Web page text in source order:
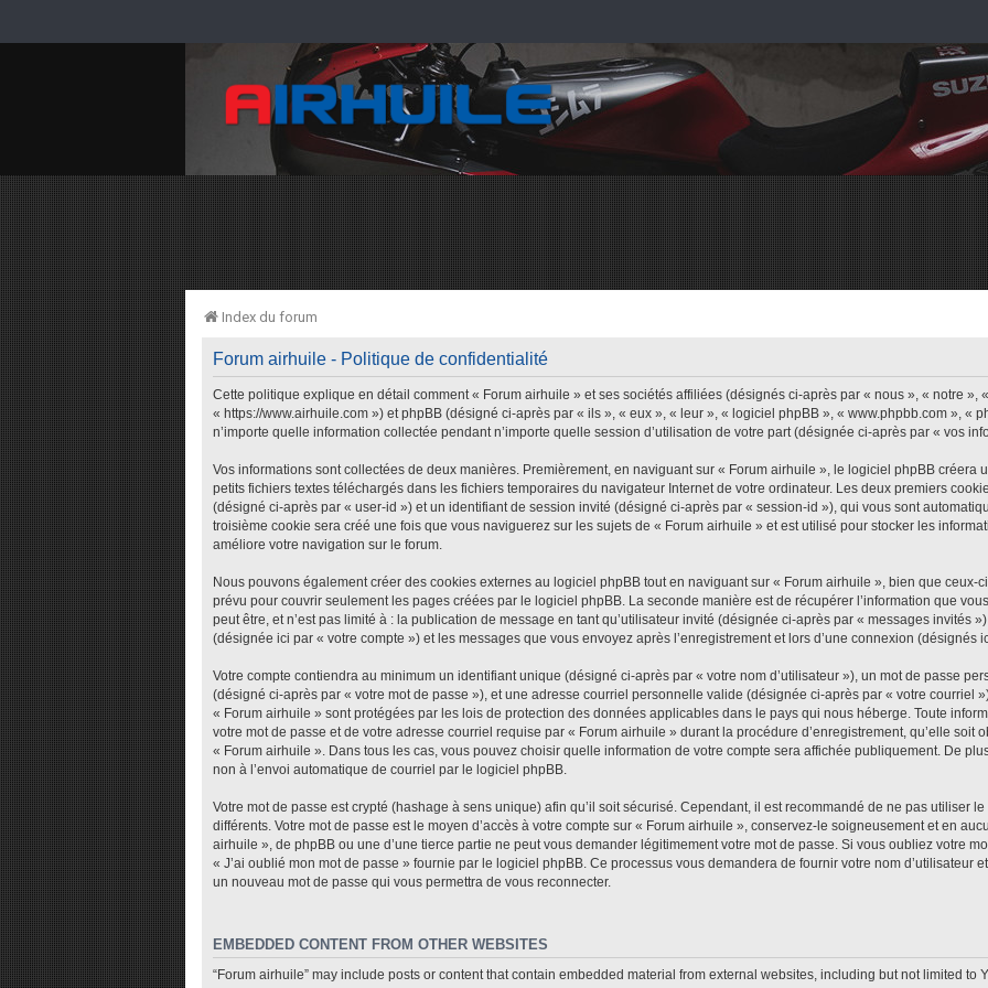
Index du forum
Forum airhuile - Politique de confidentialité
Cette politique explique en détail comment « Forum airhuile » et ses sociétés affiliées (désignés ci-après par « nous », « notre »,
« https://www.airhuile.com ») et phpBB (désigné ci-après par « ils », « eux », « leur », « logiciel phpBB », « www.phpbb.com », «
n’importe quelle information collectée pendant n’importe quelle session d’utilisation de votre part (désignée ci-après par « vos
Vos informations sont collectées de deux manières. Premièrement, en naviguant sur « Forum airhuile », le logiciel phpBB créera
petits fichiers textes téléchargés dans les fichiers temporaires du navigateur Internet de votre ordinateur. Les deux premiers
(désigné ci-après par « user-id ») et un identifiant de session invité (désigné ci-après par « session-id »), qui vous sont
troisième cookie sera créé une fois que vous naviguerez sur les sujets de « Forum airhuile » et est utilisé pour stocker les
améliore votre navigation sur le forum.
Nous pouvons également créer des cookies externes au logiciel phpBB tout en naviguant sur « Forum airhuile », bien que ceux-
prévu pour couvrir seulement les pages créées par le logiciel phpBB. La seconde manière est de récupérer l’information que
peut être, et n’est pas limité à : la publication de message en tant qu’utilisateur invité (désignée ci-après par « messages invités
(désignée ici par « votre compte ») et les messages que vous envoyez après l’enregistrement et lors d’une connexion (désignés
Votre compte contiendra au minimum un identifiant unique (désigné ci-après par « votre nom d’utilisateur »), un mot de passe
(désigné ci-après par « votre mot de passe »), et une adresse courriel personnelle valide (désignée ci-après par « votre courriel
« Forum airhuile » sont protégées par les lois de protection des données applicables dans le pays qui nous héberge. Toute
votre mot de passe et de votre adresse courriel requise par « Forum airhuile » durant la procédure d’enregistrement, qu’elle soit
« Forum airhuile ». Dans tous les cas, vous pouvez choisir quelle information de votre compte sera affichée publiquement. De
non à l’envoi automatique de courriel par le logiciel phpBB.
Votre mot de passe est crypté (hashage à sens unique) afin qu’il soit sécurisé. Cependant, il est recommandé de ne pas utiliser
différents. Votre mot de passe est le moyen d’accès à votre compte sur « Forum airhuile », conservez-le soigneusement et en
airhuile », de phpBB ou une d’une tierce partie ne peut vous demander légitimement votre mot de passe. Si vous oubliez votre
« J’ai oublié mon mot de passe » fournie par le logiciel phpBB. Ce processus vous demandera de fournir votre nom d’utilisateur
un nouveau mot de passe qui vous permettra de vous reconnecter.
EMBEDDED CONTENT FROM OTHER WEBSITES
“Forum airhuile” may include posts or content that contain embedded material from external websites, including but not limited to